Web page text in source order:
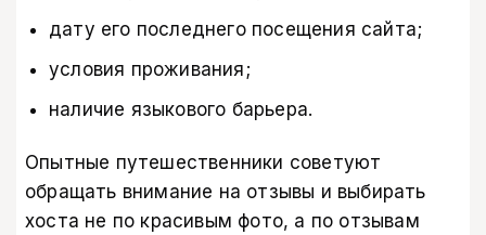
дату его последнего посещения сайта;
условия проживания;
наличие языкового барьера.
Опытные путешественники советуют
обращать внимание на отзывы и выбирать
хоста не по красивым фото, а по отзывам